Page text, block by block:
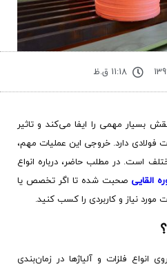
11:18 ق.ظ
بسیار مهمی را ایفا می‌کند و تاثیر
دارد. خروجی این عملیات مهم،
است. در مطلب حاضر، درباره انواع
القاییصحبت شده تا اگر تخصص یا
مورد نیاز و کاربردی را کسب کنید.
فلزات و آلیاژها در زمان‌بندی